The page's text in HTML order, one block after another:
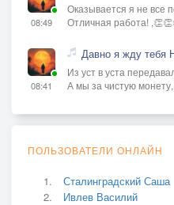
08:49
Оказывается я не все
Отличная работа!
08:41
Давно я жду тебя
Из уст в уста
А мы за чистую
ПОЛЬЗОВАТЕЛИ ОНЛАЙН
Сталинградский Саша
Ивлев Василий